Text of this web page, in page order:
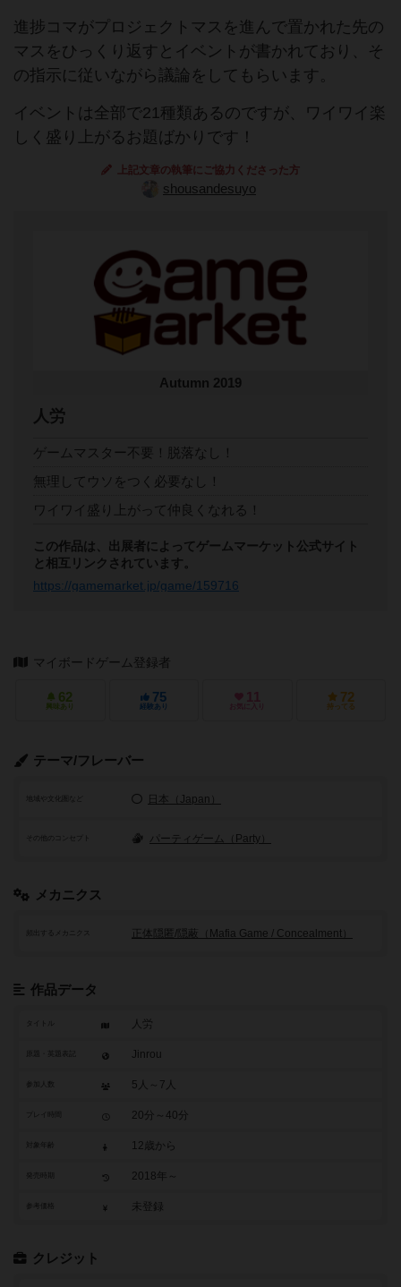
進捗コマがプロジェクトマスを進んで置かれた先の
マスをひっくり返すとイベントが書かれており、そ
の指示に従いながら議論をしてもらいます。
イベントは全部で21種類あるのですが、ワイワイ楽
しく盛り上がるお題ばかりです！
上記文章の執筆にご協力くださった方
shousandesuyo
Autumn 2019
人労
ゲームマスター不要！脱落なし！
無理してウソをつく必要なし！
ワイワイ盛り上がって仲良くなれる！
この作品は、出展者によってゲームマーケット公式サイト
と相互リンクされています。
https://gamemarket.jp/game/159716
マイボードゲーム登録者
62
興味あり
75
経験あり
11
お気に入り
72
持ってる
テーマ/フレーバー
地域や文化圏など 日本（Japan）
その他のコンセプト パーティゲーム（Party）
メカニクス
頻出するメカニクス 正体隠匿/隠蔽（Mafia Game / Concealment）
作品データ
タイトル 人労
Jinrou
参加人数 5人～7人
20分～40分
12歳から
2018年～
参考価格 未登録
クレジット